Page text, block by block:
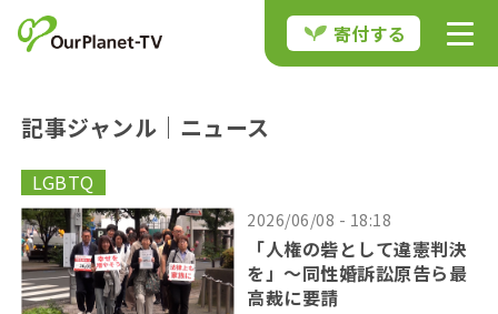
寄付する
記事ジャンル｜ニュース
LGBTQ
2026/06/08 - 18:18
「人権の砦として違憲判決
を」〜同性婚訴訟原告ら最
高裁に要請